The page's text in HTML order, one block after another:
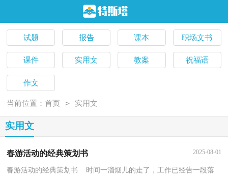
试题 报告 课本 职场文书
课件 实用文 教案 祝福语
作文
当前位置：首页 > 实用文
实用文
春游活动的经典策划书 2025-08-01
春游活动的经典策划书 时间一溜烟儿的走了，工作已经告一段落